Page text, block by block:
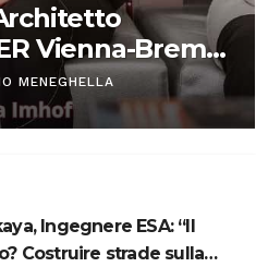
Vienna-Brema:
per lo
MENEGHELLA
Ingegnere ESA: “Il
Costruire strade sulla